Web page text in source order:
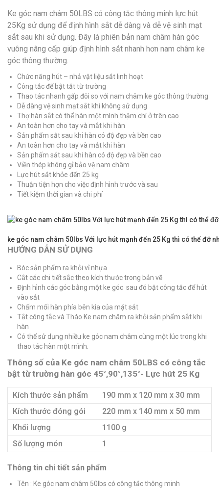
Ke góc nam châm 50LBS có công tắc thông minh lực hút
25Kg sử dụng để định hình sắt dễ dàng và dễ vệ sinh mạt
sắt sau khi sử dụng. Đây là phiên bản nam châm hàn góc
vuông nâng cấp giúp định hình sắt nhanh hơn nam châm ke
góc thông thường.
Chức năng hút – nhả vật liệu sắt linh hoạt
Công tắc để bật tắt từ trường
Thao tác nhanh gấp đôi so với nam châm ke góc thông thường
Dễ dàng vệ sinh mạt sắt khi không sử dụng
Thợ hàn sắt có thể hàn một mình thậm chí ở trên cao
An toàn hơn cho tay và mắt khi hàn
Sản phấm sắt sau khi hàn có độ đẹp và bền cao
An toàn hơn cho tay và mắt khi hàn
Sản phấm sắt sau khi hàn có độ đẹp và bền cao
Viền thép không gỉ bảo vệ nam châm
Lực hút sắt khỏe đến 25 kg
Thuận tiện hợn cho việc định hình trước và sau
Tiết kiệm thời gian và chi phí
ke góc nam châm 50lbs Với lực hút mạnh đến 25 Kg thì có thể đỡ
HƯỚNG DẪN SỬ DỤNG
Bóc sản phẩm ra khỏi vỉ nhựa
Cắt các chi tiết sắc theo kích thước trong bản vẽ
Định hình các góc bằng một ke góc sau đó bật công tắc để hút
vào sắt
Chấm mối hàn phía bên kia của mặt sắt
Tắt công tắc và Tháo Ke nam châm ra khỏi sản phẩm sắt khi
hàn
Có thể sử dụng nhiều ke góc nam châm cùng một lúc trong khi
thao tác hàn một mình.
Thông số của Ke góc nam châm 50LBS có công tắc
bật từ trường hàn góc 45°,90°,135°- Lực hút 25 Kg
Kích thước sản phẩm
190 mm x 120 mm x 30 mm
Kích thước đóng gói
220 mm x 140 mm x 50 mm
Khối lượng
1100 g
Số lượng món
1
Thông tin chi tiết sản phẩm
Tên : Ke góc nam châm 50lbs có công tắc thông minh